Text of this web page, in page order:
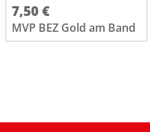
7,50 €
MVP BEZ Gold am Band